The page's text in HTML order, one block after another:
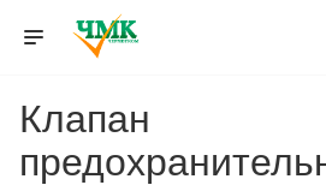
Клапан